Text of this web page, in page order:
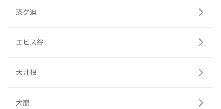
漆ケ迫
エビス谷
大井根
大崩